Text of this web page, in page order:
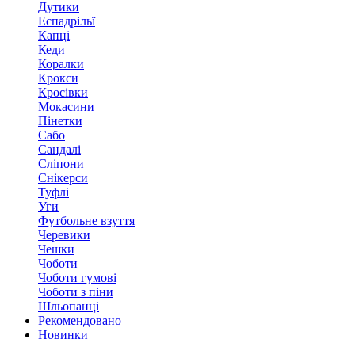
Дутики
Еспадрільї
Капці
Кеди
Коралки
Крокси
Кросівки
Мокасини
Пінетки
Сабо
Сандалі
Сліпони
Снікерси
Туфлі
Уги
Футбольне взуття
Черевики
Чешки
Чоботи
Чоботи гумові
Чоботи з піни
Шльопанці
Рекомендовано
Новинки